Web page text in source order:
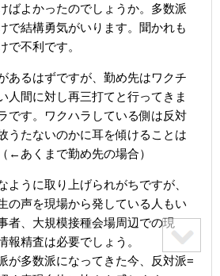
ばよかったのでしょうか。多数派
で結構勇気がいります。聞かれも
で不利です。
あるはずですが、勤め先はワクチ
人間に対し再三打てと行ってきま
です。ワクハラしている側は反対
うたないのかに耳を傾けることは
←あくまで勤め先の場合）
ように取り上げられがちですが、
の声を現場から発している人もい
者、大規模接種会場周辺での現
報精査は必要でしょう。
が多数派になってきた今、反対派=